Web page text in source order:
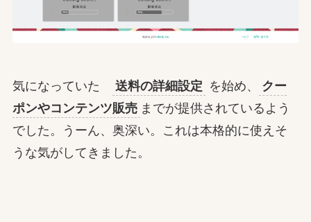
気になっていた 送料の詳細設定 を始め、
クー
ポンやコンテンツ販売 までが提供されているよう
でした。うーん、奥深い。これは本格的に使えそ
うな気がしてきました。